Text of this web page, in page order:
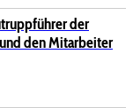
der
den Mitarbeiter